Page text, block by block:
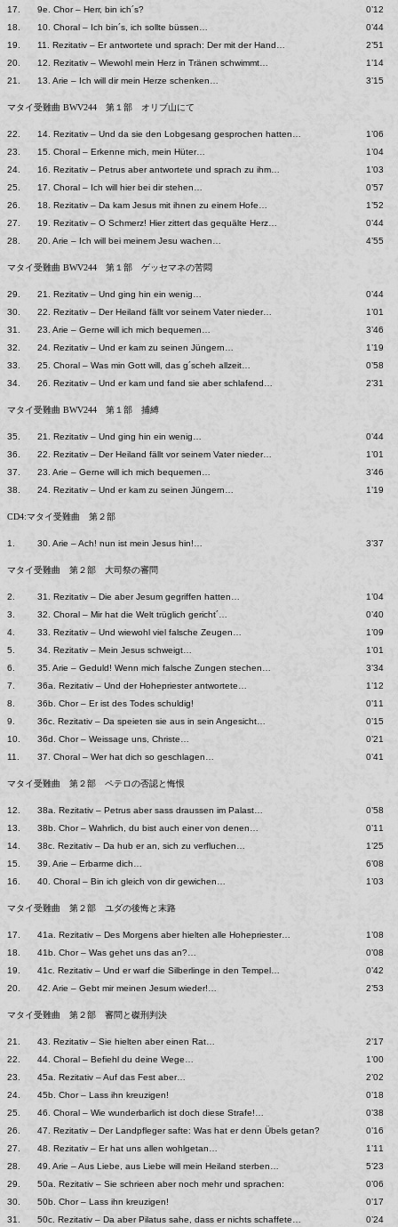
17. 9e. Chor – Herr, bin ich´s?
0’12
18.
10. Choral – Ich bin´s, ich sollte büssen…
0’44
19.
11. Rezitativ – Er antwortete und sprach: Der mit der Hand…
2’51
20.
12. Rezitativ – Wiewohl mein Herz in Tränen schwimmt…
1’14
21.
13. Arie – Ich will dir mein Herze schenken… 3’15
マタイ受難曲 BWV244 第１部 オリブ山にて
22. 14. Rezitativ – Und da sie den Lobgesang gesprochen hatten…
1’06
23.
15. Choral – Erkenne mich, mein Hüter…
1’04
24.
16. Rezitativ – Petrus aber antwortete und sprach zu ihm…
1’03
25.
17. Choral – Ich will hier bei dir stehen…
0’57
26.
18. Rezitativ – Da kam Jesus mit ihnen zu einem Hofe…
1’52
27.
19. Rezitativ – O Schmerz! Hier zittert das gequälte Herz…
0’44
28.
20. Arie – Ich will bei meinem Jesu wachen… 4’55
マタイ受難曲 BWV244 第１部 ゲッセマネの苦悶
29. 21. Rezitativ – Und ging hin ein wenig…
0’44
30.
22. Rezitativ – Der Heiland fällt vor seinem Vater nieder…
1’01
31.
23. Arie – Gerne will ich mich bequemen…
3’46
32.
24. Rezitativ – Und er kam zu seinen Jüngern…
1’19
33.
25. Choral – Was min Gott will, das g´scheh allzeit…
0’58
34.
26. Rezitativ – Und er kam und fand sie aber schlafend… 2’31
マタイ受難曲 BWV244 第１部 捕縛
35. 21. Rezitativ – Und ging hin ein wenig…
0’44
36.
22. Rezitativ – Der Heiland fällt vor seinem Vater nieder…
1’01
37.
23. Arie – Gerne will ich mich bequemen…
3’46
38.
24. Rezitativ – Und er kam zu seinen Jüngern… 1’19
CD4:マタイ受難曲 第２部
1. 30. Arie – Ach! nun ist mein Jesus hin!… 3’37
マタイ受難曲 第２部 大司祭の審問
2. 31. Rezitativ – Die aber Jesum gegriffen hatten…
1’04
3.
32. Choral – Mir hat die Welt trüglich gericht´…
0’40
4.
33. Rezitativ – Und wiewohl viel falsche Zeugen…
1’09
5.
34. Rezitativ – Mein Jesus schweigt…
1’01
6.
35. Arie – Geduld! Wenn mich falsche Zungen stechen…
3’34
7.
36a. Rezitativ – Und der Hohepriester antwortete…
1’12
8.
36b. Chor – Er ist des Todes schuldig!
0’11
9.
36c. Rezitativ – Da speieten sie aus in sein Angesicht…
0’15
10.
36d. Chor – Weissage uns, Christe…
0’21
11.
37. Choral – Wer hat dich so geschlagen… 0’41
マタイ受難曲 第２部 ペテロの否認と悔恨
12. 38a. Rezitativ – Petrus aber sass draussen im Palast…
0’58
13.
38b. Chor – Wahrlich, du bist auch einer von denen…
0’11
14.
38c. Rezitativ – Da hub er an, sich zu verfluchen…
1’25
15.
39. Arie – Erbarme dich…
6’08
16.
40. Choral – Bin ich gleich von dir gewichen… 1’03
マタイ受難曲 第２部 ユダの後悔と末路
17. 41a. Rezitativ – Des Morgens aber hielten alle Hohepriester…
1’08
18.
41b. Chor – Was gehet uns das an?…
0’08
19.
41c. Rezitativ – Und er warf die Silberlinge in den Tempel…
0’42
20.
42. Arie – Gebt mir meinen Jesum wieder!… 2’53
マタイ受難曲 第２部 審問と磔刑判決
21. 43. Rezitativ – Sie hielten aber einen Rat…
2’17
22.
44. Choral – Befiehl du deine Wege…
1’00
23.
45a. Rezitativ – Auf das Fest aber…
2’02
24.
45b. Chor – Lass ihn kreuzigen!
0’18
25.
46. Choral – Wie wunderbarlich ist doch diese Strafe!…
0’38
26.
47. Rezitativ – Der Landpfleger safte: Was hat er denn Übels getan?
0’16
27.
48. Rezitativ – Er hat uns allen wohlgetan…
1’11
28.
49. Arie – Aus Liebe, aus Liebe will mein Heiland sterben…
5’23
29.
50a. Rezitativ – Sie schrieen aber noch mehr und sprachen:
0’06
30.
50b. Chor – Lass ihn kreuzigen!
0’17
31.
50c. Rezitativ – Da aber Pilatus sahe, dass er nichts schaffete…
0’24